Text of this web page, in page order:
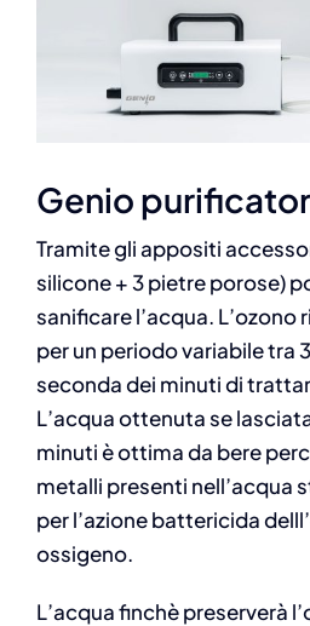
Genio
Tramite gli appositi
silicone + 3 pietre porose)
sanificare l’acqua. L’ozono
per un periodo variabile tra
seconda dei minuti di
L’acqua ottenuta se
minuti è ottima da bere
metalli presenti nell’acqua
per l’azione battericida
ossigeno.
L’acqua finchè preserverà